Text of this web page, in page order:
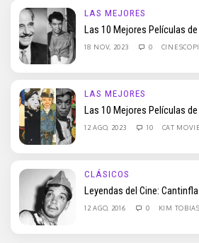
LAS MEJORES
Las 10 Mejores Películas
18 NOV, 2023 0
LAS MEJORES
Las 10 Mejores Películas
12 AGO, 2023 10 CAT
CLÁSICOS
Leyendas del Cine:
12 AGO, 2016 0 KIM TOBIAS